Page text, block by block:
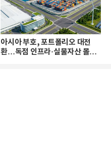
아시아 부호, 포트폴리오 대전
환…독점 인프라·실물자산 몰린